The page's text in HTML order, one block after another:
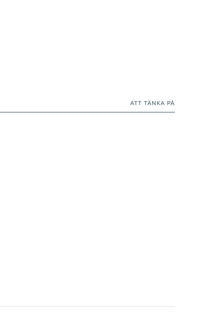
ATT TÄNKA PÅ